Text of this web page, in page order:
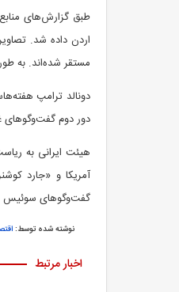
طبق گزارش‌های
مستقر شده‌اند. به طور
دونالد ترامپ
دور دوم گفت‌وگوهای
هیئت ایرانی به
آمریکا و «جارد
گفت‌وگوهای سوئیس
نوشته شده توسط:
اخبار مرتبط